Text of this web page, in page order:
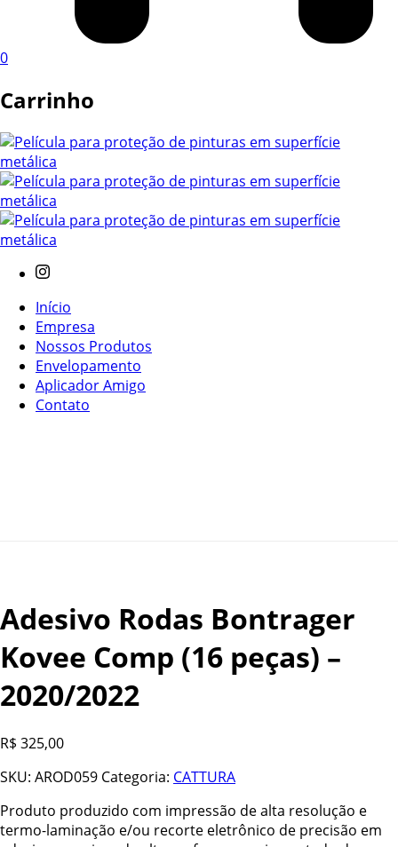
0
Carrinho
Início
Empresa
Nossos Produtos
Envelopamento
Aplicador Amigo
Contato
Adesivo Rodas Bontrager
Kovee Comp (16 peças) –
2020/2022
R$ 325,00
SKU: AROD059 Categoria: CATTURA
Produto produzido com impressão de alta resolução e
termo-laminação e/ou recorte eletrônico de precisão em